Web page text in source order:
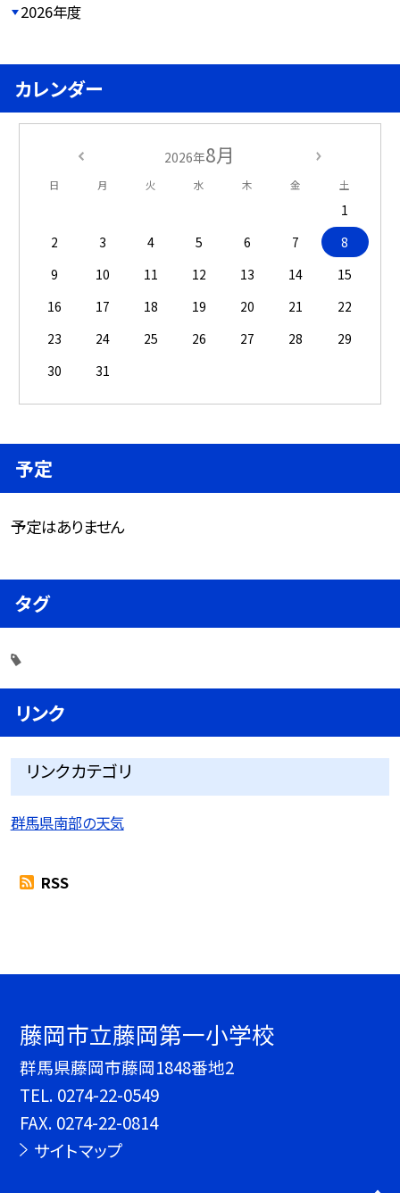
2026年度
カレンダー
2026年8月
日 月 火 水 木 金 土
1
2
3 4 5 6 7
8
9
10 11 12 13 14
15
16
17 18 19 20 21
22
23
24 25 26 27 28
29
30
31
予定
予定はありません
タグ
リンク
リンクカテゴリ
群馬県南部の天気
RSS
藤岡市立藤岡第一小学校
群馬県藤岡市藤岡1848番地2
TEL. 0274-22-0549
FAX. 0274-22-0814
サイトマップ